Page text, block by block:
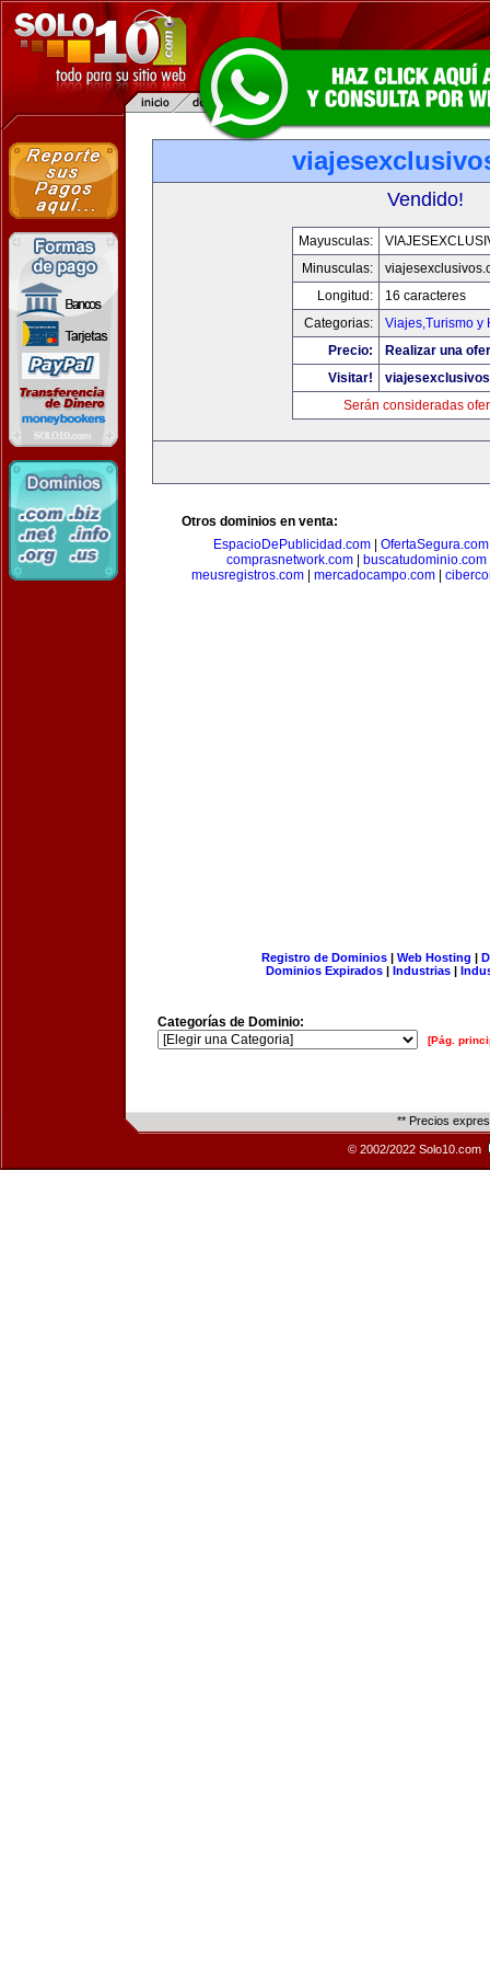
Vendido!
Mayusculas:
Minusculas:
Longitud:
16 caracteres
Categorias:
Viajes,Turismo y
Precio:
Realizar una
Visitar!
Serán consideradas
Otros dominios en venta:
EspacioDePublicidad.com| OfertaSegura.com
comprasnetwork.com
buscatudominio.com
meusregistros.com| mercadocampo.com|
Registro de Dominios| Web Hosting |
Dominios Expirados | Industrias |
Categorías de Dominio:
[Pág.
** Precios
© 2002/2022 Solo10.com